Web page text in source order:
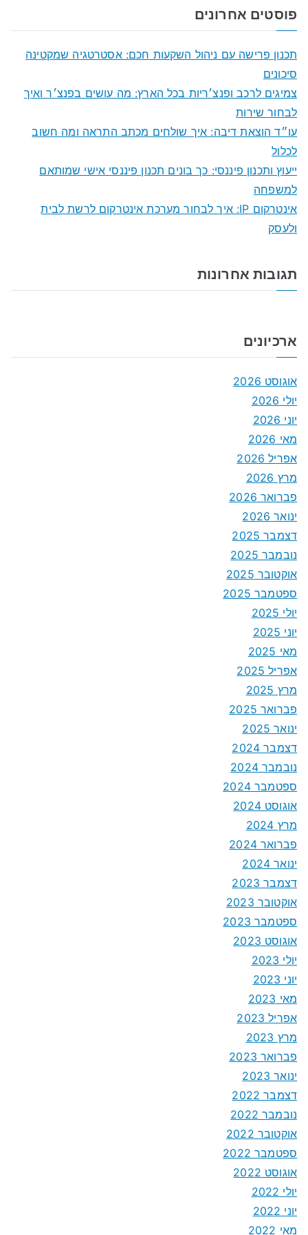
פוסטים אחרונים
תכנון פרישה עם ניהול השקעות חכם: אסטרטגיה שמקטינה
סיכונים
צמיגים לרכב ופנצ׳ריות בכל הארץ: מה עושים בפנצ׳ר ואיך
לבחור שירות
עו״ד הוצאת דיבה: איך שולחים מכתב התראה ומה חשוב
לכלול
ייעוץ ותכנון פיננסי: כך בונים תכנון פיננסי אישי שמותאם
למשפחה
אינטרקום IP: איך לבחור מערכת אינטרקום לרשת לבית
ולעסק
תגובות אחרונות
ארכיונים
אוגוסט 2026
יולי 2026
יוני 2026
מאי 2026
אפריל 2026
מרץ 2026
פברואר 2026
ינואר 2026
דצמבר 2025
נובמבר 2025
אוקטובר 2025
ספטמבר 2025
יולי 2025
יוני 2025
מאי 2025
אפריל 2025
מרץ 2025
פברואר 2025
ינואר 2025
דצמבר 2024
נובמבר 2024
ספטמבר 2024
אוגוסט 2024
מרץ 2024
פברואר 2024
ינואר 2024
דצמבר 2023
אוקטובר 2023
ספטמבר 2023
אוגוסט 2023
יולי 2023
יוני 2023
מאי 2023
אפריל 2023
מרץ 2023
פברואר 2023
ינואר 2023
דצמבר 2022
נובמבר 2022
אוקטובר 2022
ספטמבר 2022
אוגוסט 2022
יולי 2022
יוני 2022
מאי 2022